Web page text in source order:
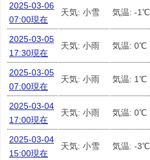
2025-03-06
07:00現在
天気: 小雪 気温: -1℃
2025-03-05
17:30現在
天気: 小雨 気温: 0℃
2025-03-05
07:00現在
天気: 小雨 気温: 1℃
2025-03-04
17:00現在
天気: 小雨 気温: 0℃
2025-03-04
15:00現在
天気: 小雪 気温: -3℃